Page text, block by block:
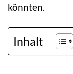
könnten.
Inhalt